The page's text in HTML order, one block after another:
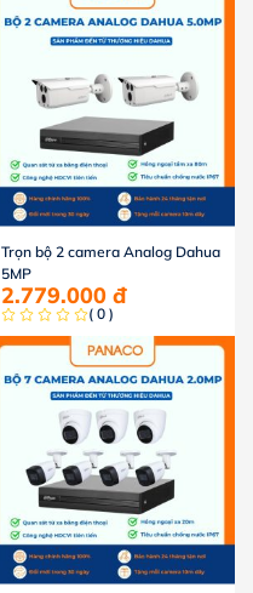
Trọn bộ 2 camera Analog Dahua
5MP
2.779.000 đ
( 0 )